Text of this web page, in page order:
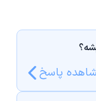
پاسخ